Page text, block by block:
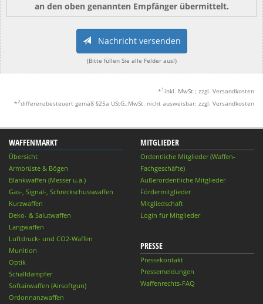
an den oben genannten Empfänger übermittelt.
Nachricht versenden
(Bitte füllen Sie alle Felder aus!)
* 1 inkl. MwSt.; zzgl. Versandkosten
*2differenzbesteuert gemäß §25a UStG.;MwSt. nicht ausweisbar; zzgl. Versandkosten
WAFFENMARKT
Übersicht
Armbrüste & Bögen
Blankwaffen (Messer u.ä.)
Gas-, Signal-, Schreckschusswaffen
Kurzwaffen
Deko- & Salutwaffen
Langwaffen
Luftdruck- und CO2-Waffen
Munition
Optik
Schalldämpfer
Softairwaffen (Airsoftgun)
Ordonnanzwaffen
MITGLIEDER
Ordentliche Mitglieder (Waffen-
Fachgeschäfte)
Außerordentliche Mitglieder
Fördermitglieder
Mitgliedschaft
Login für Mitglieder
PRESSE
Pressekontakt
Pressemeldungen
Waffenrechts-FAQ